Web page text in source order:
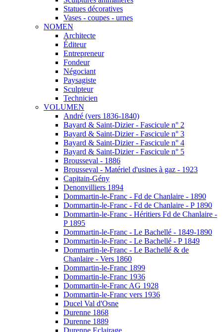
Statues décoratives
Vases - coupes - urnes
NOMEN
Architecte
Éditeur
Entrepreneur
Fondeur
Négociant
Paysagiste
Sculpteur
Technicien
VOLUMEN
André (vers 1836-1840)
Bayard & Saint-Dizier - Fascicule n° 2
Bayard & Saint-Dizier - Fascicule n° 3
Bayard & Saint-Dizier - Fascicule n° 4
Bayard & Saint-Dizier - Fascicule n° 5
Brousseval - 1886
Brousseval - Matériel d'usines à gaz - 1923
Capitain-Gény
Denonvilliers 1894
Dommartin-le-Franc - Fd de Chanlaire - 1890
Dommartin-le-Franc - Fd de Chanlaire - P 1890
Dommartin-le-Franc - Héritiers Fd de Chanlaire -
P 1895
Dommartin-le-Franc - Le Bachellé - 1849-1890
Dommartin-le-Franc - Le Bachellé - P 1849
Dommartin-le-Franc - Le Bachellé & de
Chanlaire - Vers 1860
Dommartin-le-Franc 1899
Dommartin-le-Franc 1936
Dommartin-le-Franc AG 1928
Dommartin-le-Franc vers 1936
Ducel Val d'Osne
Durenne 1868
Durenne 1889
Durenne Eclairage